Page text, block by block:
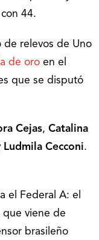
44.
relevos de Uno
de oro en el
que se disputó
Cejas, Catalina
Ludmila Cecconi.
el Federal A: el
que viene de
brasileño